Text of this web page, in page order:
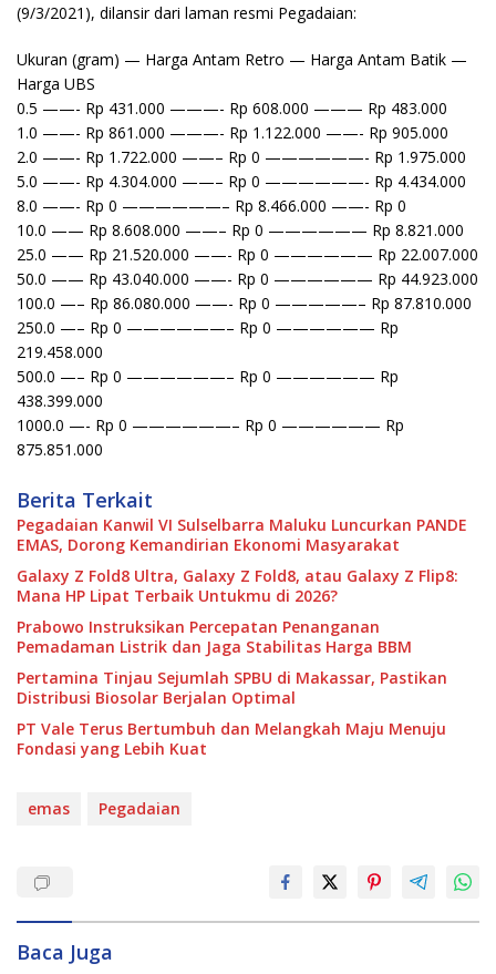
(9/3/2021), dilansir dari laman resmi Pegadaian:
Ukuran (gram) — Harga Antam Retro — Harga Antam Batik —
Harga UBS
0.5 ——- Rp 431.000 ———- Rp 608.000 ——— Rp 483.000
1.0 ——- Rp 861.000 ———- Rp 1.122.000 ——- Rp 905.000
2.0 ——- Rp 1.722.000 ——– Rp 0 ——————- Rp 1.975.000
5.0 ——- Rp 4.304.000 ——– Rp 0 ——————- Rp 4.434.000
8.0 ——- Rp 0 ——————– Rp 8.466.000 ——- Rp 0
10.0 —— Rp 8.608.000 ——– Rp 0 —————— Rp 8.821.000
25.0 —— Rp 21.520.000 ——- Rp 0 —————— Rp 22.007.000
50.0 —— Rp 43.040.000 ——- Rp 0 —————— Rp 44.923.000
100.0 —– Rp 86.080.000 ——- Rp 0 —————– Rp 87.810.000
250.0 —– Rp 0 ——————– Rp 0 —————— Rp
219.458.000
500.0 —– Rp 0 ——————– Rp 0 —————— Rp
438.399.000
1000.0 —- Rp 0 ——————– Rp 0 —————— Rp
875.851.000
Berita Terkait
Pegadaian Kanwil VI Sulselbarra Maluku Luncurkan PANDE
EMAS, Dorong Kemandirian Ekonomi Masyarakat
Galaxy Z Fold8 Ultra, Galaxy Z Fold8, atau Galaxy Z Flip8:
Mana HP Lipat Terbaik Untukmu di 2026?
Prabowo Instruksikan Percepatan Penanganan
Pemadaman Listrik dan Jaga Stabilitas Harga BBM
Pertamina Tinjau Sejumlah SPBU di Makassar, Pastikan
Distribusi Biosolar Berjalan Optimal
PT Vale Terus Bertumbuh dan Melangkah Maju Menuju
Fondasi yang Lebih Kuat
emas Pegadaian
Baca Juga